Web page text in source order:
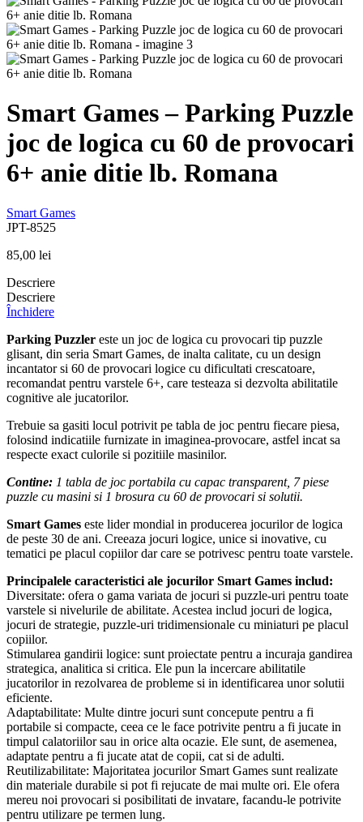
Smart Games – Parking Puzzle
joc de logica cu 60 de provocari
6+ anie ditie lb. Romana
Smart Games
JPT-8525
85,00 lei
Descriere
Descriere
Închidere
Parking Puzzler este un joc de logica cu provocari tip puzzle
glisant, din seria Smart Games, de inalta calitate, cu un design
incantator si 60 de provocari logice cu dificultati crescatoare,
recomandat pentru varstele 6+, care testeaza si dezvolta abilitatile
cognitive ale jucatorilor.
Trebuie sa gasiti locul potrivit pe tabla de joc pentru fiecare piesa,
folosind indicatiile furnizate in imaginea-provocare, astfel incat sa
respecte exact culorile si pozitiile masinilor.
Contine: 1 tabla de joc portabila cu capac transparent, 7 piese
puzzle cu masini si 1 brosura cu 60 de provocari si solutii.
Smart Games este lider mondial in producerea jocurilor de logica
de peste 30 de ani. Creeaza jocuri logice, unice si inovative, cu
tematici pe placul copiilor dar care se potrivesc pentru toate varstele.
Principalele caracteristici ale jocurilor Smart Games includ:
Diversitate: ofera o gama variata de jocuri si puzzle-uri pentru toate
varstele si nivelurile de abilitate. Acestea includ jocuri de logica,
jocuri de strategie, puzzle-uri tridimensionale cu miniaturi pe placul
copiilor.
Stimularea gandirii logice: sunt proiectate pentru a incuraja gandirea
strategica, analitica si critica. Ele pun la incercare abilitatile
jucatorilor in rezolvarea de probleme si in identificarea unor solutii
eficiente.
Adaptabilitate: Multe dintre jocuri sunt concepute pentru a fi
portabile si compacte, ceea ce le face potrivite pentru a fi jucate in
timpul calatoriilor sau in orice alta ocazie. Ele sunt, de asemenea,
adaptate pentru a fi jucate atat de copii, cat si de adulti.
Reutilizabilitate: Majoritatea jocurilor Smart Games sunt realizate
din materiale durabile si pot fi rejucate de mai multe ori. Ele ofera
mereu noi provocari si posibilitati de invatare, facandu-le potrivite
pentru utilizare pe termen lung.